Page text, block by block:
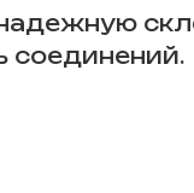
соединений.